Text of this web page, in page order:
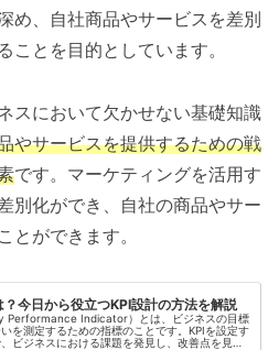
め、自社商品やサービスを差別
ことを目的としています。
スにおいて欠かせない基礎知識
やサービスを提供するための戦
です。マーケティングを活用す
別化ができ、自社の商品やサー
とができます。
？今日から役立つKPI設計の方法を解説
Performance Indicator）とは、ビジネスの目標
を測定するための指標のことです。KPIを設定す
ビジネスにおける課題を発見し、改善点を見つ